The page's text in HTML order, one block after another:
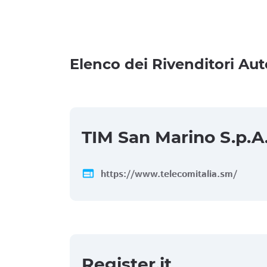
Elenco dei Rivenditori
TIM San Marino
web https://www.telecomitalia.sm/